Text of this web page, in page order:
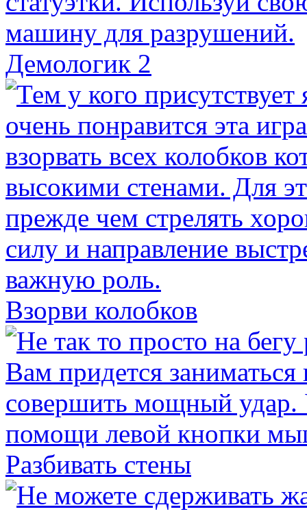
Демологик 2
Взорви колобков
Разбивать стены